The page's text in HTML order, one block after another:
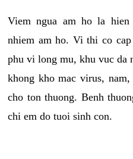
Viem ngua am ho la
nhiem am ho. Vi thi co
phu vi long mu, khu vuc da
khong kho mac virus,
cho ton thuong. Benh
chi em do tuoi sinh con.